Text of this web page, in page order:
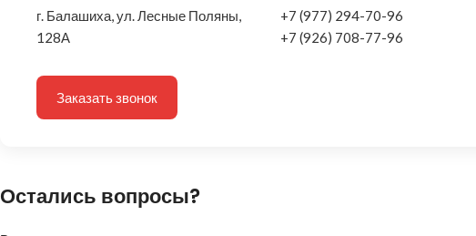
г. Балашиха, ул. Лесные Поляны,
128А
+7 (977) 294-70-96
+7 (926) 708-77-96
Заказать звонок
Остались вопросы?